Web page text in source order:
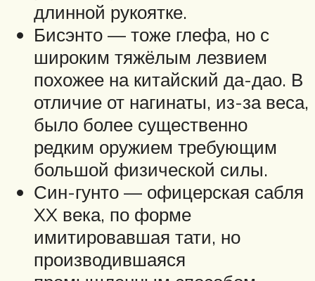
длинной рукоятке.
Бисэнто — тоже глефа, но с
широким тяжёлым лезвием
похожее на китайский да-дао. В
отличие от нагинаты, из-за веса,
было более существенно
редким оружием требующим
большой физической силы.
Син-гунто — офицерская сабля
XX века, по форме
имитировавшая тати, но
производившаяся